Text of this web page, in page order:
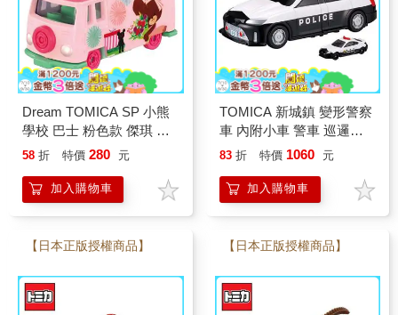
Dream TOMICA SP 小熊
學校 巴士 粉色款 傑琪 大
衛 玩具車 多美小汽車
58 折 特價 280 元
加入購物車
TOMICA 新城鎮 變形警察
車 內附小車 警車 巡邏車
警局 玩具車 多美小汽車
83 折 特價 1060 元
加入購物車
【日本正版授權商品】 【日本正版授權商品】